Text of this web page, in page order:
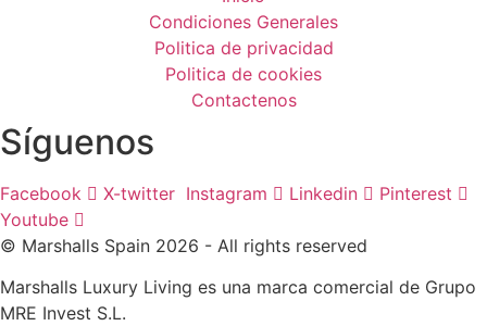
Condiciones Generales
Politica de privacidad
Politica de cookies
Contactenos
Síguenos
Facebook X-twitter Instagram Linkedin
Pinterest
Youtube
© Marshalls Spain 2026 - All rights reserved
Marshalls Luxury Living es una marca comercial de Grupo
MRE Invest S.L.